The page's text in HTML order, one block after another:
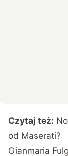
Czytaj też:
od Maserati?
Gianmaria